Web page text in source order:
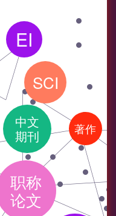
SCI
EI
职称
论文
著作
中文
期刊